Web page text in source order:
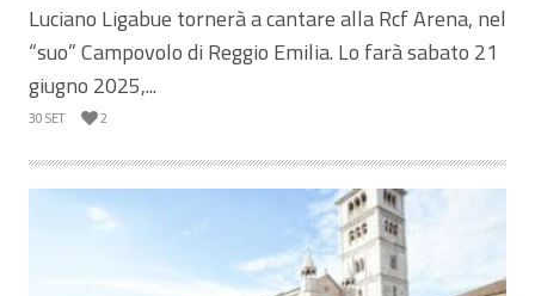
Luciano Ligabue tornerà a cantare alla Rcf Arena, nel
“suo” Campovolo di Reggio Emilia. Lo farà sabato 21
giugno 2025,...
30 SET 2